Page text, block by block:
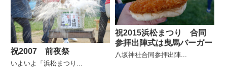
祝2007 前夜祭
いよいよ「浜松まつり...
祝2015浜松まつり 合同
参拝出陣式は曳馬バーガー
八坂神社合同参拝出陣...